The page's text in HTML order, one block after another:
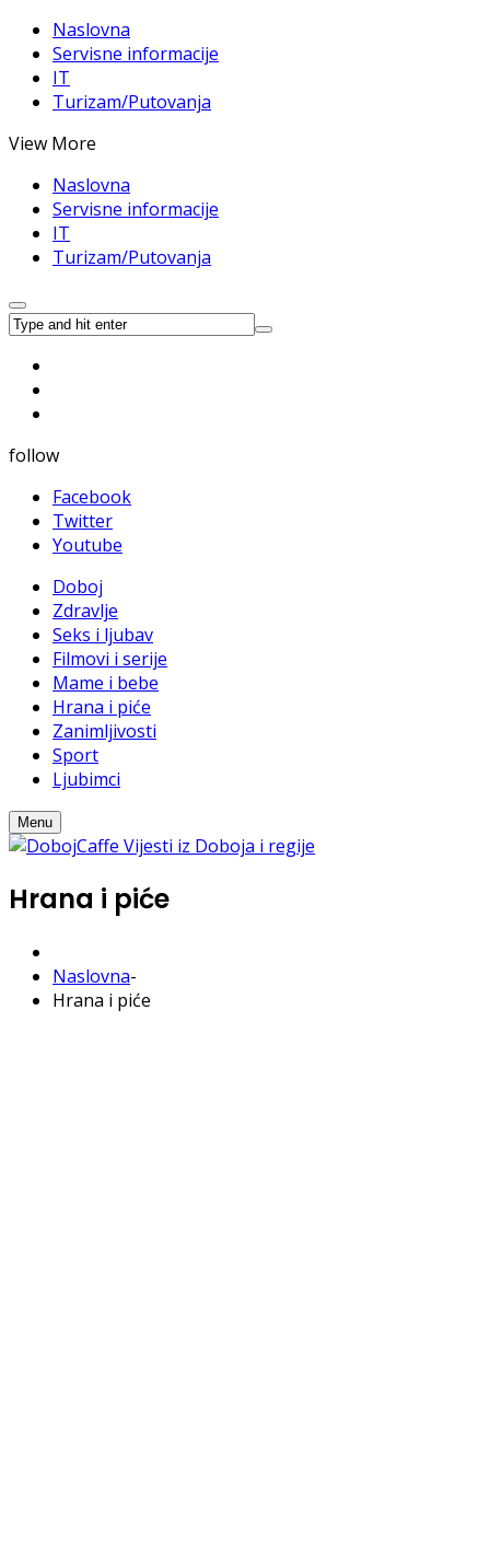
Naslovna
Servisne informacije
IT
Turizam/Putovanja
View More
Naslovna
Servisne informacije
IT
Turizam/Putovanja
follow
Facebook
Twitter
Youtube
Doboj
Zdravlje
Seks i ljubav
Filmovi i serije
Mame i bebe
Hrana i piće
Zanimljivosti
Sport
Ljubimci
Menu
Hrana i piće
Naslovna-
Hrana i piće